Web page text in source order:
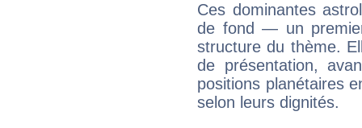
Ces dominantes
de fond — un
structure du thème.
de présentation,
positions planétaires
selon leurs dignités.